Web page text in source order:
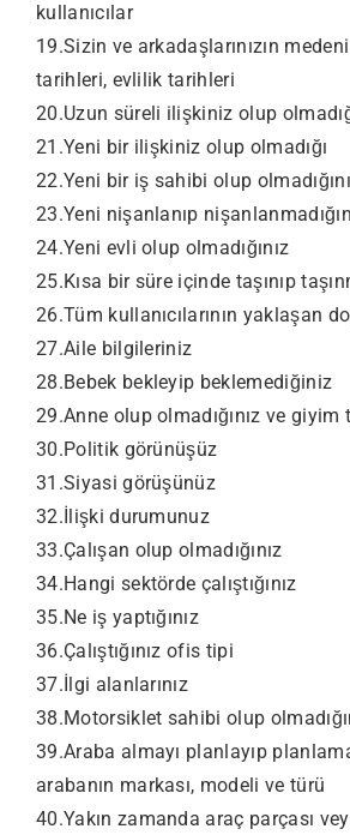
kullanıcılar
19.Sizin ve arkadaşlarınızın
tarihleri, evlilik tarihleri
20.Uzun süreli ilişkiniz olup
21.Yeni bir ilişkiniz olup olmadığı
22.Yeni bir iş sahibi olup
23.Yeni nişanlanıp
24.Yeni evli olup olmadığınız
25.Kısa bir süre içinde taşınıp
26.Tüm kullanıcılarının yaklaşan
27.Aile bilgileriniz
28.Bebek bekleyip beklemediğiniz
29.Anne olup olmadığınız ve giyim
30.Politik görünüşüz
31.Siyasi görüşünüz
32.İlişki durumunuz
33.Çalışan olup olmadığınız
34.Hangi sektörde çalıştığınız
35.Ne iş yaptığınız
36.Çalıştığınız ofis tipi
37.İlgi alanlarınız
38.Motorsiklet sahibi olup
39.Araba almayı planlayıp
arabanın markası, modeli ve türü
40.Yakın zamanda araç parçası